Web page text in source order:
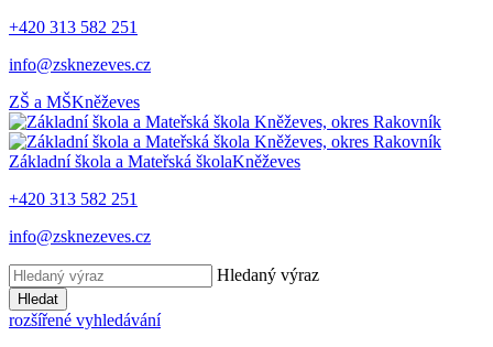
+420 313 582 251
info@zsknezeves.cz
ZŠ a MŠKněževes
Základní škola a Mateřská školaKněževes
+420 313 582 251
info@zsknezeves.cz
Hledaný výraz
Hledat
rozšířené vyhledávání